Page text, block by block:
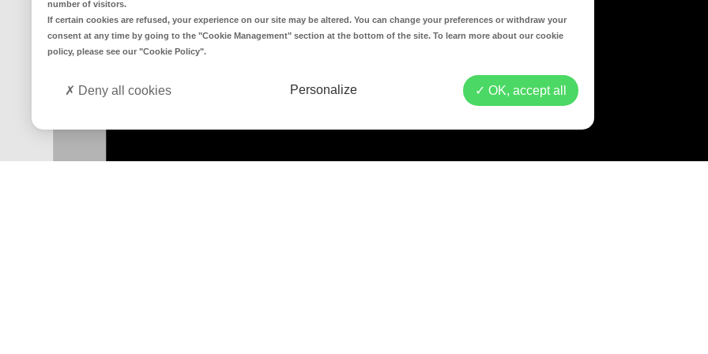
number of visitors.
If certain cookies are refused, your experience on our site may be altered. You can change your preferences or withdraw your
consent at any time by going to the "Cookie Management" section at the bottom of the site. To learn more about our cookie
policy, please see our "Cookie Policy".
OK, accept all
Personalize
Deny all cookies